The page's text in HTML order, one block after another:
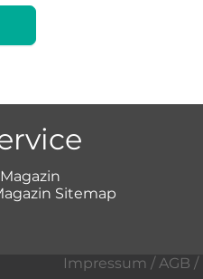
Magazin
Sitemap
Impressum /AGB /